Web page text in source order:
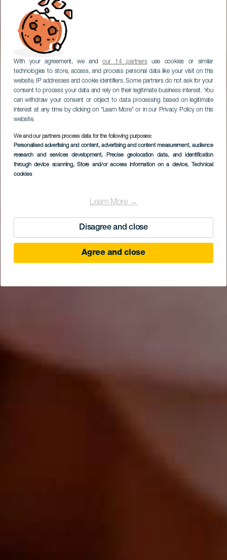
With your agreement, we andour 14 partnersuse cookies or similar
technologies to store, access, and process personal data like your visit on this
website, IP addresses and cookie identifiers. Some partners do not ask for your
consent to process your data and rely on their legitimate business interest. You
can withdraw your consent or object to data processing based on legitimate
interest at any time by clicking on “Learn More” or in our Privacy Policy on this
website.
We and our partners process data for the following purposes:
Personalised advertising and content, advertising and content measurement, audience
research and services development, Precise geolocation data, and identification
through device scanning, Store and/or access information on a device, Technical
cookies
Learn More →
Disagree and close
Agree and close